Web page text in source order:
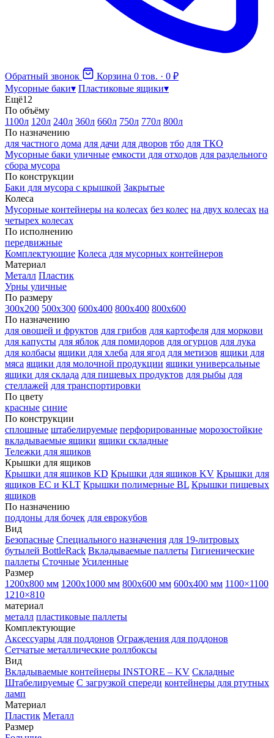
Обратный звонок Корзина 0 тов. · 0 ₽
Мусорные баки▾ Пластиковые ящики▾
Ещё12
По объёму
1100л 120л 240л 360л 660л 750л 770л 800л
По назначению
для частного дома для дачи для дворов тбо для ТКО
Мусорные баки уличные емкости для отходов для раздельного
сбора мусора
По конструкции
Баки для мусора с крышкой Закрытые
Колеса
Мусорные контейнеры на колесах без колес на двух колесах на
четырех колесах
По исполнению
передвижные
Комплектующие Колеса для мусорных контейнеров
Материал
Металл Пластик
Урны уличные
По размеру
300х200 500х300 600х400 800х400 800х600
По назначению
для овощей и фруктов для грибов для картофеля для моркови
для капусты для яблок для помидоров для огурцов для лука
для колбасы ящики для хлеба для ягод для метизов ящики для
мяса ящики для молочной продукции ящики универсальные
ящики для склада для пищевых продуктов для рыбы для
стеллажей для транспортировки
По цвету
красные синие
По конструкции
сплошные штабелируемые перфорированные морозостойкие
вкладываемые ящики ящики складные
Тележки для ящиков
Крышки для ящиков
Крышки для ящиков KD Крышки для ящиков KV Крышки для
ящиков EC и KLT Крышки полимерные BL Крышки пищевых
ящиков
По назначению
поддоны для бочек для еврокубов
Вид
Безопасные Специального назначения для 19-литровых
бутылей BottleRack Вкладываемые паллеты Гигиенические
паллеты Сточные Усиленные
Размер
1200х800 мм 1200х1000 мм 800х600 мм 600х400 мм 1100×1100
1210×810
материал
металл пластиковые паллеты
Комплектующие
Аксессуары для поддонов Ограждения для поддонов
Сетчатые металлические роллбоксы
Вид
Вкладываемые контейнеры INSTORE – KV Складные
Штабелируемые С загрузкой спереди контейнеры для ртутных
ламп
Материал
Пластик Металл
Размер